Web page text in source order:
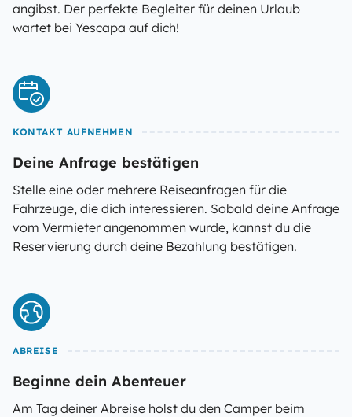
angibst. Der perfekte Begleiter für deinen Urlaub
wartet bei Yescapa auf dich!
KONTAKT AUFNEHMEN
Deine Anfrage bestätigen
Stelle eine oder mehrere Reiseanfragen für die
Fahrzeuge, die dich interessieren. Sobald deine Anfrage
vom Vermieter angenommen wurde, kannst du die
Reservierung durch deine Bezahlung bestätigen.
ABREISE
Beginne dein Abenteuer
Am Tag deiner Abreise holst du den Camper beim